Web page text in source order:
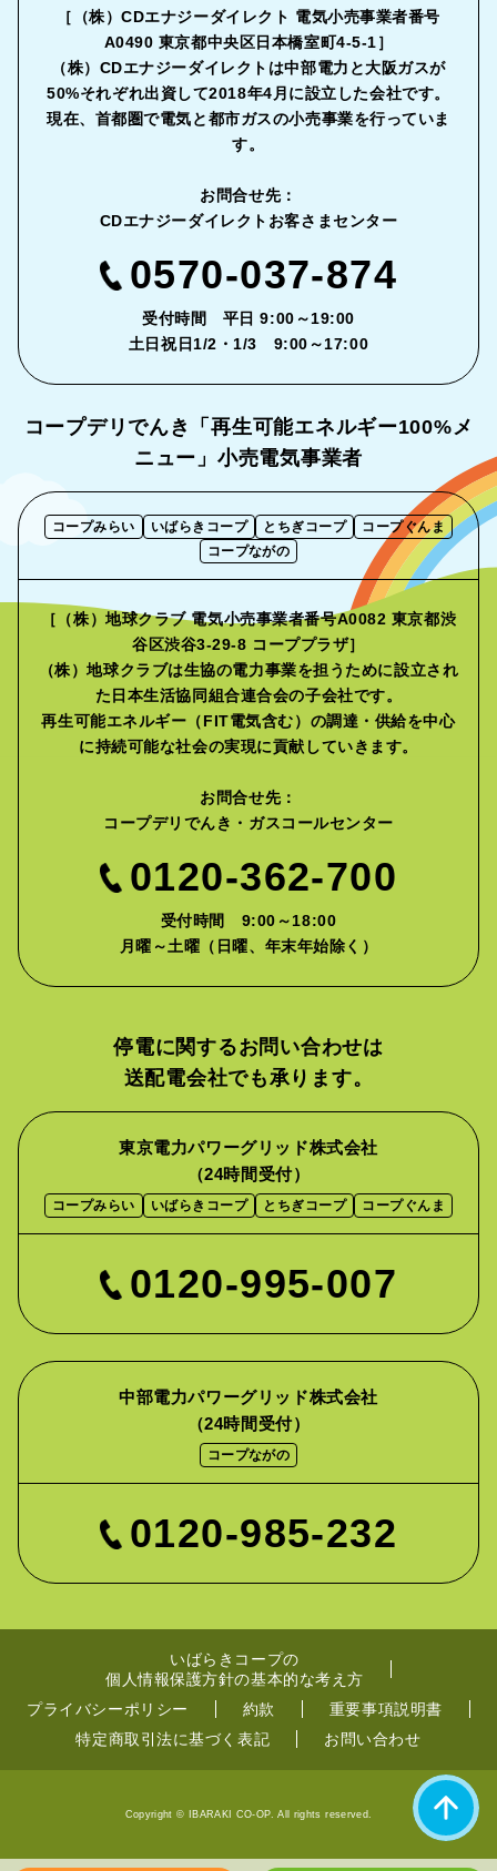
［（株）CDエナジーダイレクト 電気小売事業者番号
A0490 東京都中央区日本橋室町4-5-1］
（株）CDエナジーダイレクトは中部電力と大阪ガスが
50%それぞれ出資して2018年4月に設立した会社です。
現在、首都圏で電気と都市ガスの小売事業を行っていま
す。
お問合せ先：
CDエナジーダイレクトお客さまセンター
0570-037-874
受付時間 平日 9:00～19:00
土日祝日1/2・1/3 9:00～17:00
コープデリでんき「再生可能エネルギー100%メ
ニュー」小売電気事業者
コープみらい いばらきコープ とちぎコープ
コープぐんま
コープながの
［（株）地球クラブ 電気小売事業者番号A0082 東京都渋
谷区渋谷3-29-8 コーププラザ］
（株）地球クラブは生協の電力事業を担うために設立され
た 日本生活協同組合連合会の子会社です。
再生可能エネルギー（FIT電気含む）の調達・供給を中心
に持続可能な社会の実現に貢献していきます。
お問合せ先：
コープデリでんき・ガスコールセンター
0120-362-700
受付時間 9:00～18:00
月曜～土曜（日曜、年末年始除く）
停電に関するお問い合わせは
送配電会社でも承ります。
東京電力パワーグリッド株式会社
（24時間受付）
コープみらい いばらきコープ とちぎコープ コープぐんま
0120-995-007
中部電力パワーグリッド株式会社
（24時間受付）
コープながの
0120-985-232
いばらきコープの
個人情報保護方針の基本的な考え方
プライバシーポリシー
約款
重要事項説明書
特定商取引法に基づく表記
お問い合わせ
Copyright © IBARAKI CO-OP. All rights reserved.